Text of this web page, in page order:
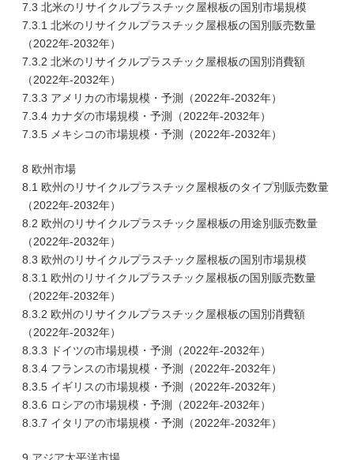
7.3 北米のリサイクルプラスチック屋根板の国別市場規模
7.3.1 北米のリサイクルプラスチック屋根板の国別販売数量
（2022年-2032年）
7.3.2 北米のリサイクルプラスチック屋根板の国別消費額
（2022年-2032年）
7.3.3 アメリカの市場規模・予測（2022年-2032年）
7.3.4 カナダの市場規模・予測（2022年-2032年）
7.3.5 メキシコの市場規模・予測（2022年-2032年）
8 欧州市場
8.1 欧州のリサイクルプラスチック屋根板のタイプ別販売数量
（2022年-2032年）
8.2 欧州のリサイクルプラスチック屋根板の用途別販売数量
（2022年-2032年）
8.3 欧州のリサイクルプラスチック屋根板の国別市場規模
8.3.1 欧州のリサイクルプラスチック屋根板の国別販売数量
（2022年-2032年）
8.3.2 欧州のリサイクルプラスチック屋根板の国別消費額
（2022年-2032年）
8.3.3 ドイツの市場規模・予測（2022年-2032年）
8.3.4 フランスの市場規模・予測（2022年-2032年）
8.3.5 イギリスの市場規模・予測（2022年-2032年）
8.3.6 ロシアの市場規模・予測（2022年-2032年）
8.3.7 イタリアの市場規模・予測（2022年-2032年）